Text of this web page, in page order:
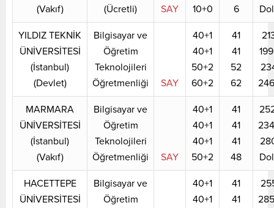
(Vakıf)
(Ücretli)
SAY
10+0
6
YILDIZ TEKNİK
ÜNİVERSİTESİ
(İstanbul)
(Devlet)
Bilgisayar ve
Öğretim
Teknolojileri
Öğretmenliği
SAY
40+1
40+1
50+2
60+2
41
41
52
62
MARMARA
ÜNİVERSİTESİ
(İstanbul)
(Vakıf)
Bilgisayar ve
Öğretim
Teknolojileri
Öğretmenliği
SAY
40+1
40+1
40+1
50+2
41
41
41
48
HACETTEPE
ÜNİVERSİTESİ
Bilgisayar ve
Öğretim
40+1
40+1
41
41